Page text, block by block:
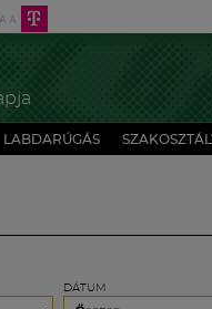
LABDARÚGÁS
DÁTUM